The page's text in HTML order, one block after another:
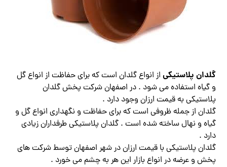
گلدان پلاستیکی از انواع گلدان است که برای حفاظت از انواع گل
و گیاه استفاده می شود . در اصفهان شرکت پخش گلدان
پلاستیکی به قیمت ارزان وجود دارد .
گلدان از جمله ظروفی است که برای حفاظت و نگهداری انواع گل و
گیاه و نهال ساخته شده است . گلدان پلاستیکی طرفداران زیادی
دارد .
گلدان پلاستیکی با قیمت ارزان در شهر اصفهان توسط شرکت های
پخش و عرضه در انواع بازار این هر به چشم می خورد .